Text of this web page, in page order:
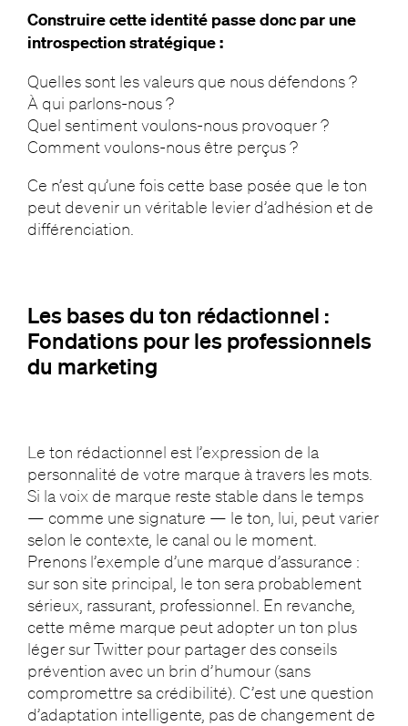
Construire cette identité passe donc par une
introspection stratégique :
Quelles sont les valeurs que nous défendons ?
À qui parlons-nous ?
Quel sentiment voulons-nous provoquer ?
Comment voulons-nous être perçus ?
Ce n’est qu’une fois cette base posée que le ton
peut devenir un véritable levier d’adhésion et de
différenciation.
Les bases du ton rédactionnel :
Fondations pour les professionnels
du marketing
Le ton rédactionnel est l’expression de la
personnalité de votre marque à travers les mots.
Si la voix de marque reste stable dans le temps
— comme une signature — le ton, lui, peut varier
selon le contexte, le canal ou le moment.
Prenons l’exemple d’une marque d’assurance :
sur son site principal, le ton sera probablement
sérieux, rassurant, professionnel. En revanche,
cette même marque peut adopter un ton plus
léger sur Twitter pour partager des conseils
prévention avec un brin d’humour (sans
compromettre sa crédibilité). C’est une question
d’adaptation intelligente, pas de changement de